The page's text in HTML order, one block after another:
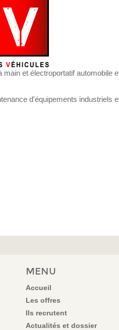
main et électroportatif automobile
d'équipements industriels
MENU
Accueil
Les offres
Ils recrutent
Actualités et dossier